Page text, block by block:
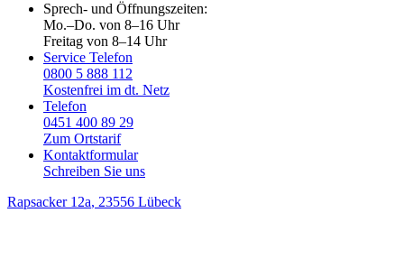
Sprech- und Öffnungszeiten:
Mo.–Do. von 8–16 Uhr
Freitag von 8–14 Uhr
Service Telefon
0800 5 888 112
Kostenfrei im dt. Netz
Telefon
0451 400 89 29
Zum Ortstarif
Kontaktformular
Schreiben Sie uns
Rapsacker 12a, 23556 Lübeck